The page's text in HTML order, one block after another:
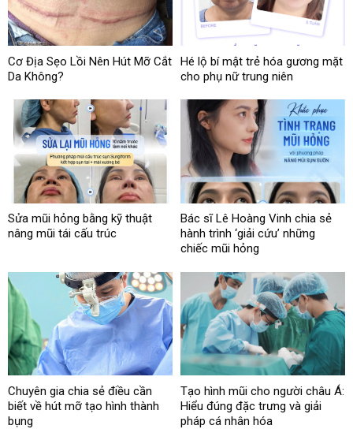
Cơ Địa Sẹo Lồi Nên Hút Mỡ Cắt
Da Không?
Hé lộ bí mật trẻ hóa gương mặt
cho phụ nữ trung niên
Sửa mũi hỏng bằng kỹ thuật
nâng mũi tái cấu trúc
Bác sĩ Lê Hoàng Vinh chia sẻ
hành trình ‘giải cứu’ những
chiếc mũi hỏng
Chuyên gia chia sẻ điều cần
biết về hút mỡ tạo hình thành
bụng
Tạo hình mũi cho người châu Á:
Hiểu đúng đặc trưng và giải
pháp cá nhân hóa